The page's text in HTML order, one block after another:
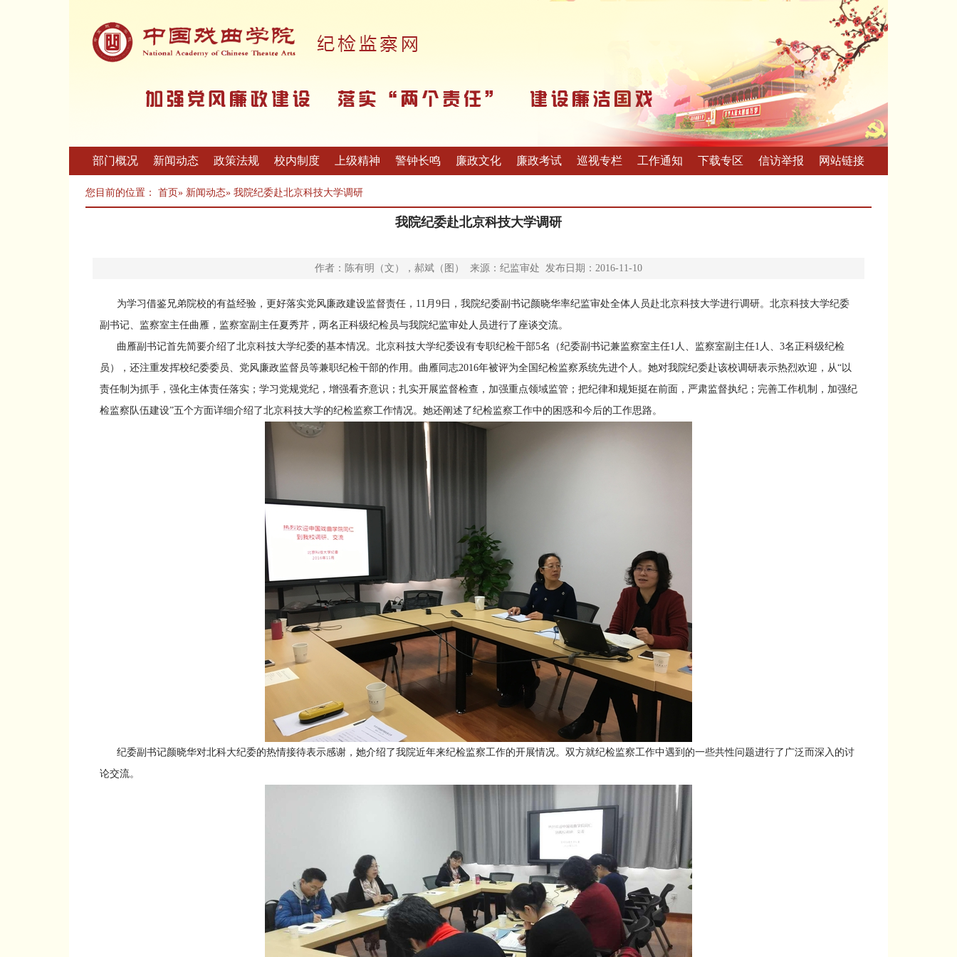
部门概况 新闻动态 政策法规 校内制度 上级精神 警钟长鸣 廉政文化 廉政考试 巡视专栏 工作通知 下载专区 信访举报 网站链接
您目前的位置： 首页» 新闻动态» 我院纪委赴北京科技大学调研
我院纪委赴北京科技大学调研
作者：陈有明（文），郝斌（图） 来源：纪监审处 发布日期：2016-11-10
为学习借鉴兄弟院校的有益经验，更好落实党风廉政建设监督责任，11月9日，我院纪委副书记颜晓华率纪监审处全体人员赴北京科技大学进行调研。北京科技大学纪委
副书记、监察室主任曲雁，监察室副主任夏秀芹，两名正科级纪检员与我院纪监审处人员进行了座谈交流。
曲雁副书记首先简要介绍了北京科技大学纪委的基本情况。北京科技大学纪委设有专职纪检干部5名（纪委副书记兼监察室主任1人、监察室副主任1人、3名正科级纪检
员），还注重发挥校纪委委员、党风廉政监督员等兼职纪检干部的作用。曲雁同志2016年被评为全国纪检监察系统先进个人。她对我院纪委赴该校调研表示热烈欢迎，从“以
责任制为抓手，强化主体责任落实；学习党规党纪，增强看齐意识；扎实开展监督检查，加强重点领域监管；把纪律和规矩挺在前面，严肃监督执纪；完善工作机制，加强纪
检监察队伍建设”五个方面详细介绍了北京科技大学的纪检监察工作情况。她还阐述了纪检监察工作中的困惑和今后的工作思路。
纪委副书记颜晓华对北科大纪委的热情接待表示感谢，她介绍了我院近年来纪检监察工作的开展情况。双方就纪检监察工作中遇到的一些共性问题进行了广泛而深入的讨
论交流。